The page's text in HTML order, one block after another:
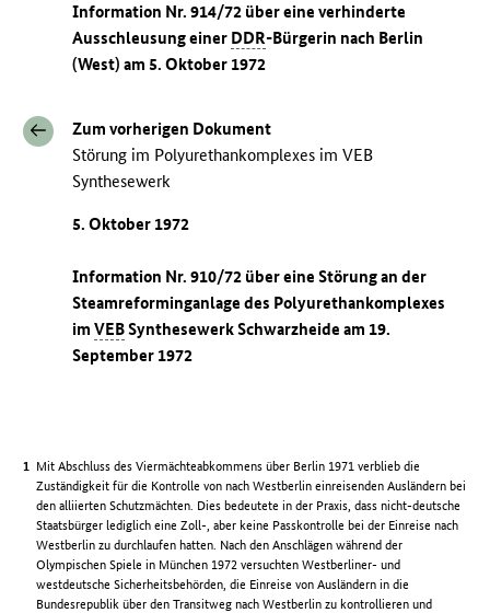
Information Nr. 914/72 über eine verhinderte
Ausschleusung einer DDR-Bürgerin nach Berlin
(West) am 5. Oktober 1972
Zum vorherigen Dokument
Störung im Polyurethankomplexes im VEB
Synthesewerk
5. Oktober 1972
Information Nr. 910/72 über eine Störung an der
Steamreforminganlage des Polyurethankomplexes
imVEBSynthesewerk Schwarzheide am 19.
September 1972
Mit Abschluss des Viermächteabkommens über Berlin 1971 verblieb die
Zuständigkeit für die Kontrolle von nach Westberlin einreisenden Ausländern bei
den alliierten Schutzmächten. Dies bedeutete in der Praxis, dass nicht-deutsche
Staatsbürger lediglich eine Zoll-, aber keine Passkontrolle bei der Einreise nach
Westberlin zu durchlaufen hatten. Nach den Anschlägen während der
Olympischen Spiele in München 1972 versuchten Westberliner- und
westdeutsche Sicherheitsbehörden, die Einreise von Ausländern in die
Bundesrepublik über den Transitweg nach Westberlin zu kontrollieren und